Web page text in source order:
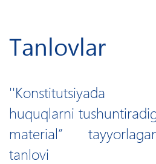
Tanlovlar
''Konstitutsiyada
huquqlarni
material”
tanlovi